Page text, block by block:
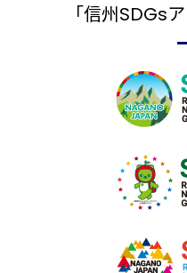
「信州SDGs